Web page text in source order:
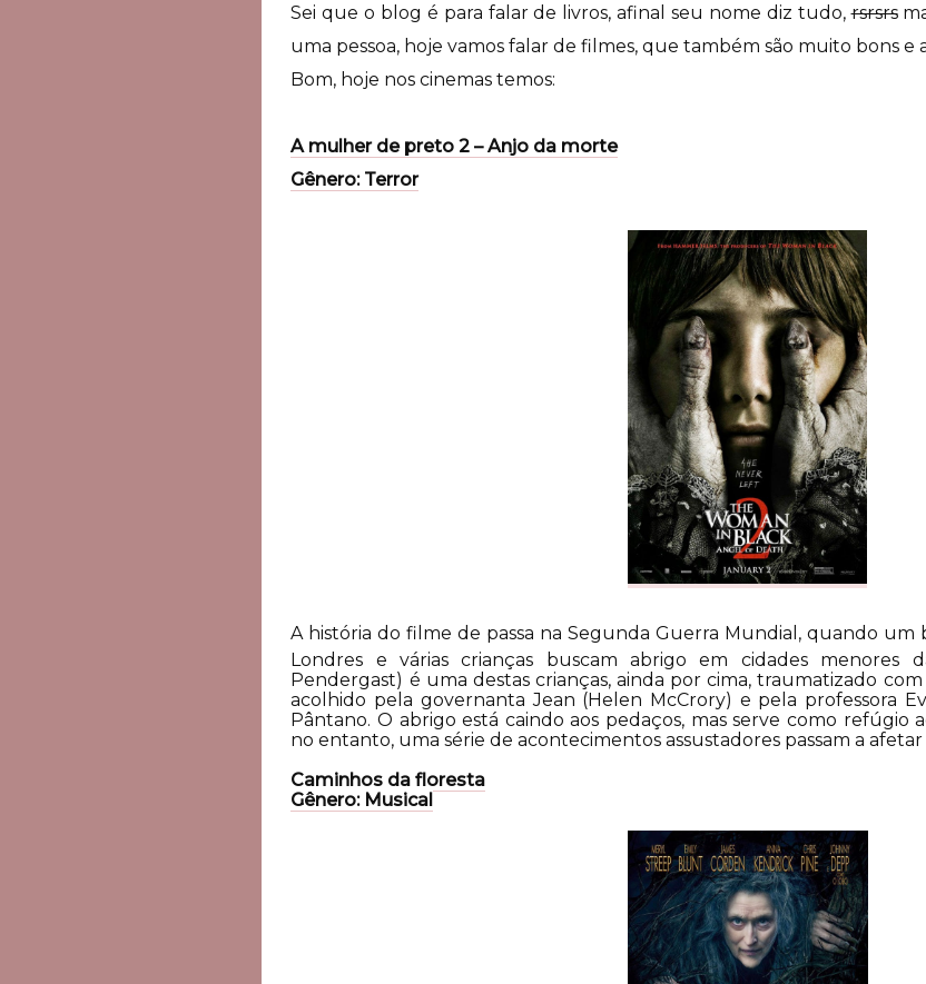
Sei que o blog é para falar de livros, afinal seu nome diz tudo,rsrsrs
uma pessoa, hoje vamos falar de filmes, que também são muito bons e
Bom, hoje nos cinemas temos:
A mulher de preto 2 – Anjo da morte
Gênero: Terror
A história do filme de passa naSegunda Guerra Mundial, quando um
Londres e várias crianças buscam abrigo em cidades menores
Pendergast) é uma destas crianças, ainda por cima, traumatizado
acolhido pela governanta Jean (Helen McCrory) e pela professora
Pântano. O abrigo está caindo aos pedaços, mas serve como refúgio
no entanto, uma série de acontecimentos assustadores passam a afetar
Caminhos da floresta
Gênero: Musical